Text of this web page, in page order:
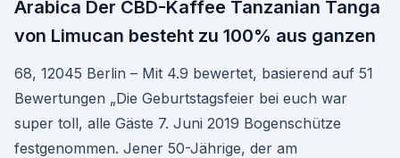
Arabica Der CBD-Kaffee Tanzanian Tanga
von Limucan besteht zu 100% aus ganzen
68, 12045 Berlin – Mit 4.9 bewertet, basierend auf 51
Bewertungen „Die Geburtstagsfeier bei euch war
super toll, alle Gäste 7. Juni 2019 Bogenschütze
festgenommen. Jener 50-Jährige, der am